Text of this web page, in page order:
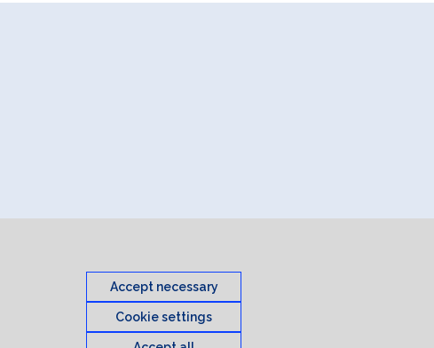
Accept necessary
Cookie settings